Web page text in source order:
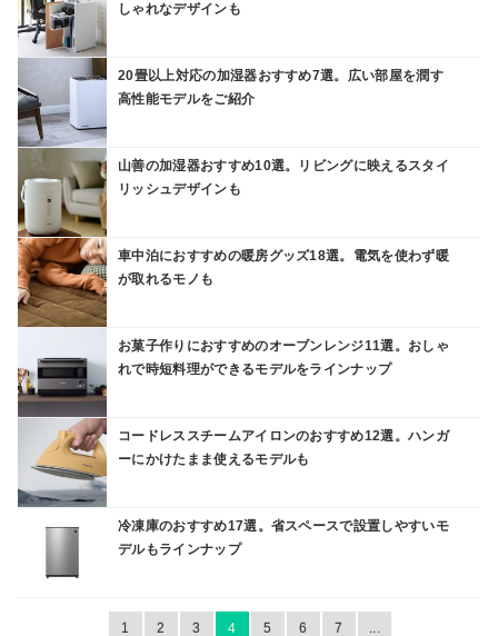
しゃれなデザインも
20畳以上対応の加湿器おすすめ7選。広い部屋を潤す
高性能モデルをご紹介
山善の加湿器おすすめ10選。リビングに映えるスタイ
リッシュデザインも
車中泊におすすめの暖房グッズ18選。電気を使わず暖
が取れるモノも
お菓子作りにおすすめのオーブンレンジ11選。おしゃ
れで時短料理ができるモデルをラインナップ
コードレススチームアイロンのおすすめ12選。ハンガ
ーにかけたまま使えるモデルも
冷凍庫のおすすめ17選。省スペースで設置しやすいモ
デルもラインナップ
1 2 3 4 5 6 7 ...